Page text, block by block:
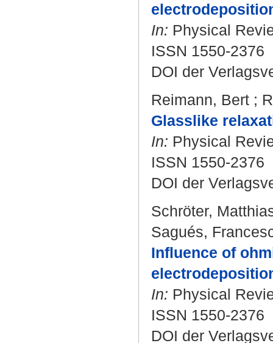
In: Physical
ISSN 1550-2376
DOI der
Reimann, Bert ;
Glasslike
In: Physical
ISSN 1550-2376
DOI der
Schröter,
Sagués,
Influence of
In: Physical
ISSN 1550-2376
DOI der